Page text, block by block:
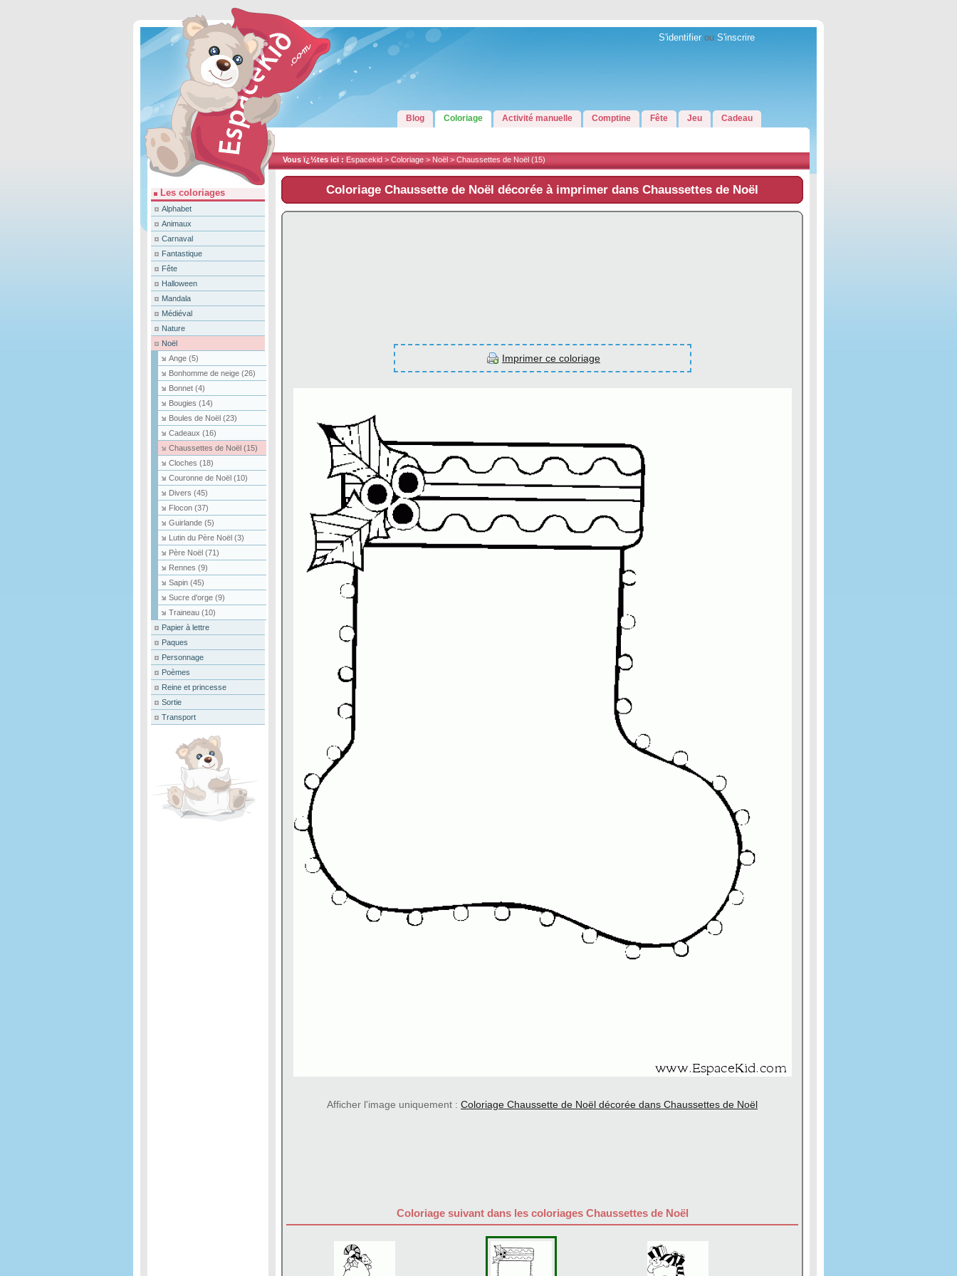
S'identifierou S'inscrire
Blog Coloriage Activité manuelle Comptine Fête Jeu Cadeau
Vous ï¿½tes ici : Espacekid > Coloriage > Noël > Chaussettes de Noël (15)
Les coloriages
Alphabet
Animaux
Carnaval
Fantastique
Fête
Halloween
Mandala
Médiéval
Nature
Noël
Ange (5)
Bonhomme de neige (26)
Bonnet (4)
Bougies (14)
Boules de Noël (23)
Cadeaux (16)
Chaussettes de Noël (15)
Cloches (18)
Couronne de Noël (10)
Divers (45)
Flocon (37)
Guirlande (5)
Lutin du Père Noël (3)
Père Noël (71)
Rennes (9)
Sapin (45)
Sucre d'orge (9)
Traineau (10)
Papier à lettre
Paques
Personnage
Poèmes
Reine et princesse
Sortie
Transport
Coloriage Chaussette de Noël décorée à imprimer dans Chaussettes de Noël
Imprimer ce coloriage
Afficher l'image uniquement : Coloriage Chaussette de Noël décorée dans Chaussettes de Noël
Coloriage suivant dans les coloriages Chaussettes de Noël